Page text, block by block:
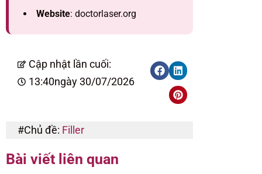
Website: doctorlaser.org
Cập nhật lần cuối:
13:40ngày 30/07/2026
#Chủ đề: Filler
Bài viết liên quan